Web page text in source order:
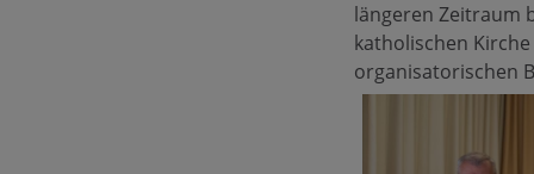
längeren Zeitraum
katholischen
organisatorischen